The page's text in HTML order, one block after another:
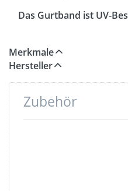
Das Gurtband ist UV-
Merkmale
Hersteller
Zubehör